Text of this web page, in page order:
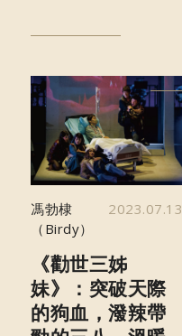
馮勃棣
（Birdy）
2023.07.13
《勸世三姊
妹》：突破天際
的狗血，潑辣帶